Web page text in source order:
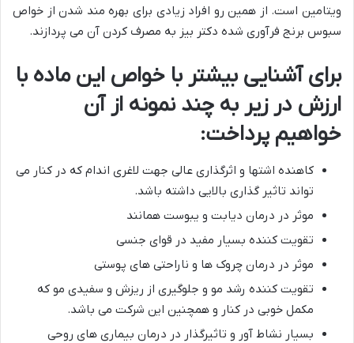
ویتامین است. از همین رو افراد زیادی برای بهره مند شدن از خواص
سبوس برنج فرآوری شده دکتر بیز به مصرف کردن آن می پردازند.
برای آشنایی بیشتر با خواص این ماده با
ارزش در زیر به چند نمونه از آن
خواهیم پرداخت:
کاهنده اشتها و اثرگذاری عالی جهت لاغری اندام که در کنار می
تواند تاثیر گذاری بالایی داشته باشد.
موثر در درمان دیابت و یبوست همانند
تقویت کننده بسیار مفید در قوای جنسی
موثر در درمان چروک ها و ناراحتی های پوستی
تقویت کننده رشد مو و جلوگیری از ریزش و سفیدی مو که
مکمل خوبی در کنار و همچنین این شرکت می باشد.
بسیار نشاط آور و تاثیرگذار در درمان بیماری های روحی